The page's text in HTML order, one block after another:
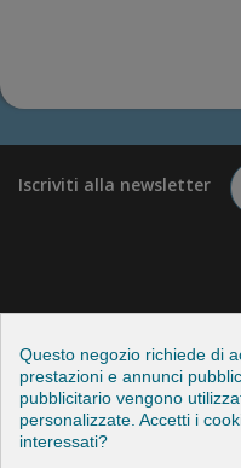
Iscriviti alla newsletter
Categorie
Questo negozio richiede di
prestazioni e annunci
pubblicitario vengono
personalizzate. Accetti i
interessati?